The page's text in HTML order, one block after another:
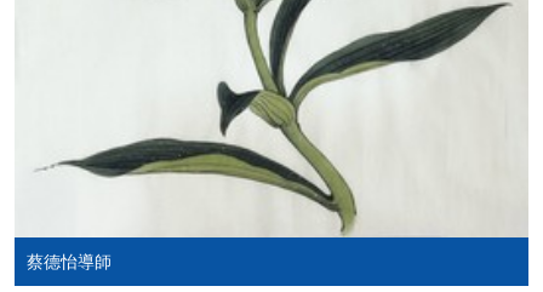
網上支付可通過「繳費靈」(PPS) (不適用於手機)、
VISA 或 Mastercard、「微信支付」(Online WeChat
Pay) 、「支付寶」(Online Alipay) 或 「轉數快」(FPS)
繳付學費。
親身報名/郵遞
蔡德怡導師